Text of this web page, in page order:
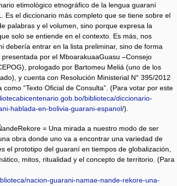
etimológico etnográfico de la lengua guaraní
Es el diccionario más completo que se tiene sobre el
palabras y el volumen, sino porque expresa la
solo se entiende en el contexto. Es más, nos
debería entrar en la lista preliminar, sino de forma
por el MboarakuaaGuasu –Consejo
prologado por Bartomeu Meliá (uno de los
y cuenta con Resolución Ministerial N° 395/2012
“Texto Oficial de Consulta”. (Para votar por este
biblioteca/diccionario-
hablada-en-bolivia-guarani-espanol/).
= Una mirada a nuestro modo de ser
obra donde uno va a encontrar una variedad de
el prototipo del guaraní en tiempos de globalización,
mitos, ritualidad y el concepto de territorio. (Para
nacion-guarani-namae-nande-rekore-una-